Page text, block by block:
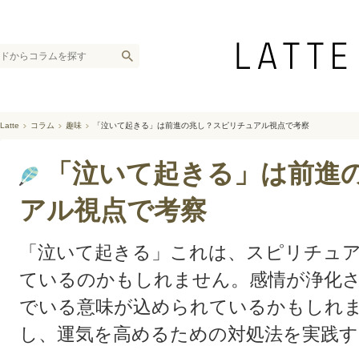
Latte コラム 趣味 「泣いて起きる」は前進の兆し？スピリチュアル視点で考察
「泣いて起きる」は前
アル視点で考察
「泣いて起きる」これは、スピリチュ
ているのかもしれません。感情が浄化
でいる意味が込められているかもしれ
し、運気を高めるための対処法を実践